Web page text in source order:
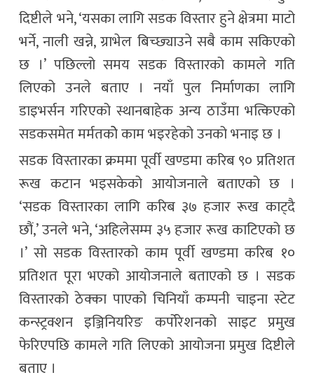
दिष्टीले भने, ‘यसका लागि सडक विस्तार हुने क्षेत्रमा माटो
भर्ने, नाली खन्ने, ग्राभेल बिच्छ्याउने सबै काम सकिएको
छ ।’ पछिल्लो समय सडक विस्तारको कामले गति
लिएको उनले बताए । नयाँ पुल निर्माणका लागि
डाइभर्सन गरिएको स्थानबाहेक अन्य ठाउँमा भत्किएको
सडकसमेत मर्मतकोे काम भइरहेको उनको भनाइ छ ।
सडक विस्तारका क्रममा पूर्वी खण्डमा करिब ९० प्रतिशत
रूख कटान भइसकेको आयोजनाले बताएको छ ।
‘सडक विस्तारका लागि करिब ३७ हजार रूख काट्दै
छौं,’ उनले भने, ‘अहिलेसम्म ३५ हजार रूख काटिएको छ
।’ सो सडक विस्तारको काम पूर्वी खण्डमा करिब १०
प्रतिशत पूरा भएको आयोजनाले बताएको छ । सडक
विस्तारको ठेक्का पाएको चिनियाँ कम्पनी चाइना स्टेट
कन्स्ट्रक्शन इञ्जिनियरिङ कर्पोरेशनको साइट प्रमुख
फेरिएपछि कामले गति लिएको आयोजना प्रमुख दिष्टीले
बताए ।